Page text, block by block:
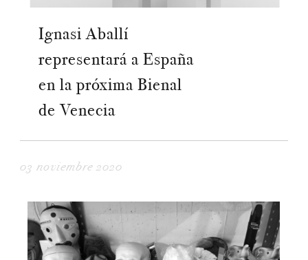
Ignasi Aballí
representará a España
en la próxima Bienal
de Venecia
03 noviembre 2020